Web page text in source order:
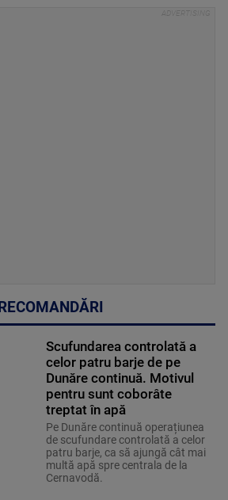
RECOMANDĂRI
Scufundarea controlată a
celor patru barje de pe
Dunăre continuă. Motivul
pentru sunt coborâte
treptat în apă
Pe Dunăre continuă operațiunea
de scufundare controlată a celor
patru barje, ca să ajungă cât mai
multă apă spre centrala de la
Cernavodă.